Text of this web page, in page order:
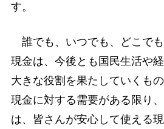
す。
誰でも、いつでも、どこで
現金は、今後とも国民生活や
大きな役割を果たしていくも
現金に対する需要がある限り
は、皆さんが安心して使える